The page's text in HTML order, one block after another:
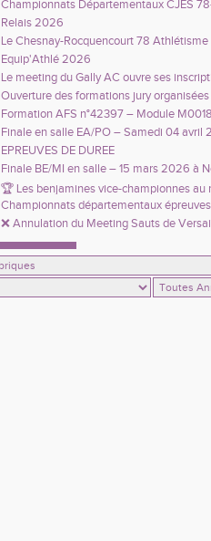
Championnats Départementaux CJES
Relais 2026
Le Chesnay-Rocquencourt 78
d’athlétisme et recrute !
Equip'Athlé 2026
Le meeting du Gally AC ouvre ses
Ouverture des formations jury
Formation AFS n°42397 – Module
Principes généraux »
Finale en salle EA/PO – Samedi 04 avril
EPREUVES DE DUREE
Finale BE/MI en salle – 15 mars 2026 à
🏆 Les benjamines vice-championnes
cross !
Championnats départementaux
Minimes
❌ Annulation du Meeting Sauts de